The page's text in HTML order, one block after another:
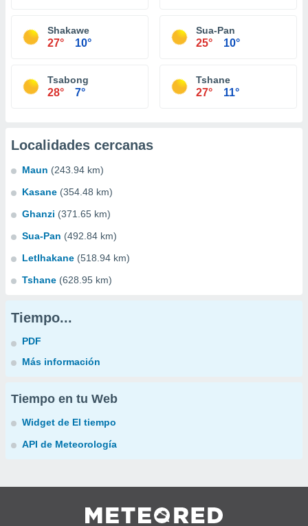
Shakawe
27° 10°
Sua-Pan
25° 10°
Tsabong
28° 7°
Tshane
27° 11°
Localidades cercanas
Maun (243.94 km)
Kasane (354.48 km)
Ghanzi (371.65 km)
Sua-Pan (492.84 km)
Letlhakane (518.94 km)
Tshane (628.95 km)
Tiempo...
PDF
Más información
Tiempo en tu Web
Widget de El tiempo
API de Meteorología